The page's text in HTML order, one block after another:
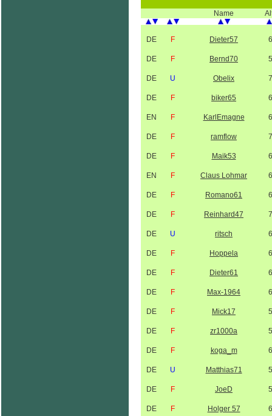
Name
DE F Dieter57
DE F Bernd70
DE U Obelix
DE F biker65
EN F KarlEmagne
DE F ramflow
DE F Maik53
EN F Claus Lohmar
DE F Romano61
DE F Reinhard47
DE U ritsch
DE F Hoppela
DE F Dieter61
DE F Max-1964
DE F Mick17
DE F zr1000a
DE F koga_m
DE U Matthias71
DE F JoeD
DE F Holger 57